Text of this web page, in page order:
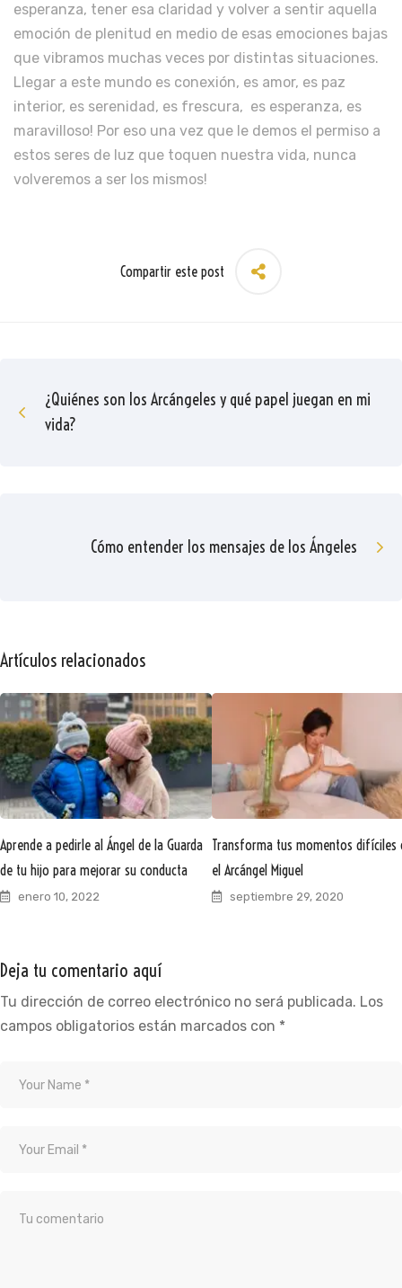
esperanza, tener esa claridad y volver a sentir aquella
emoción de plenitud en medio de esas emociones bajas
que vibramos muchas veces por distintas situaciones.
Llegar a este mundo es conexión, es amor, es paz
interior, es serenidad, es frescura, es esperanza, es
maravilloso! Por eso una vez que le demos el permiso a
estos seres de luz que toquen nuestra vida, nunca
volveremos a ser los mismos!
Compartir este post
¿Quiénes son los Arcángeles y qué papel juegan en mi
vida?
Cómo entender los mensajes de los Ángeles
Artículos relacionados
Aprende a pedirle al Ángel de la Guarda
de tu hijo para mejorar su conducta
enero 10, 2022
Transforma tus momentos difíciles
el Arcángel Miguel
septiembre 29, 2020
Deja tu comentario aquí
Tu dirección de correo electrónico no será publicada. Los
campos obligatorios están marcados con *